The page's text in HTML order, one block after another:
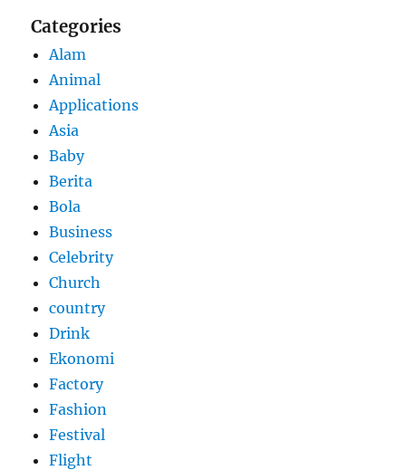
Categories
Alam
Animal
Applications
Asia
Baby
Berita
Bola
Business
Celebrity
Church
country
Drink
Ekonomi
Factory
Fashion
Festival
Flight